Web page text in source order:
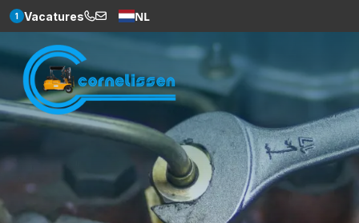
1 Vacatures NL